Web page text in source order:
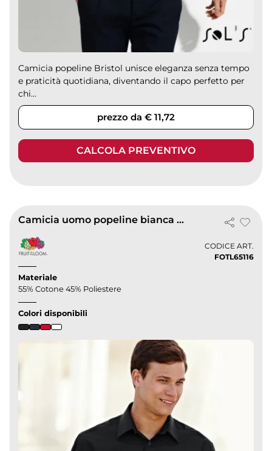
Camicia popeline Bristol unisce eleganza senza tempo
e praticità quotidiana, diventando il capo perfetto per
chi...
prezzo da € 11,72
CALCOLA PREVENTIVO
Camicia uomo popeline bianca maniche corte Classic Fit
CODICE ART.
FOTL65116
Materiale
55% Cotone 45% Poliestere
Colori disponibili